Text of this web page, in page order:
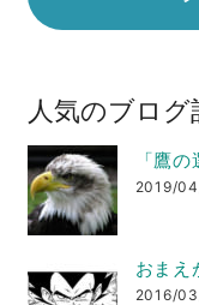
人気のブログ
「鷹
2019/
おまえ
2016/